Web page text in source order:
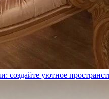
создайте уютное